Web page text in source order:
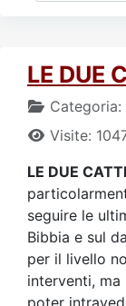
LE DUE
Categoria:
Visite:
LE DUE
seguire le
Bibbia e sul
per il livello
interventi, ma
poter